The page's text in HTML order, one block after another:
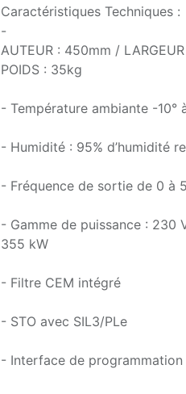
Caractéristiques Techniques :
-
AUTEUR : 450mm /
POIDS : 35kg
- Température ambiante -10°
- Humidité : 95% d’humidité
- Fréquence de sortie de 0 à
- Gamme de puissance : 230
355 kW
- Filtre CEM intégré
- STO avec SIL3/PLe
- Interface de